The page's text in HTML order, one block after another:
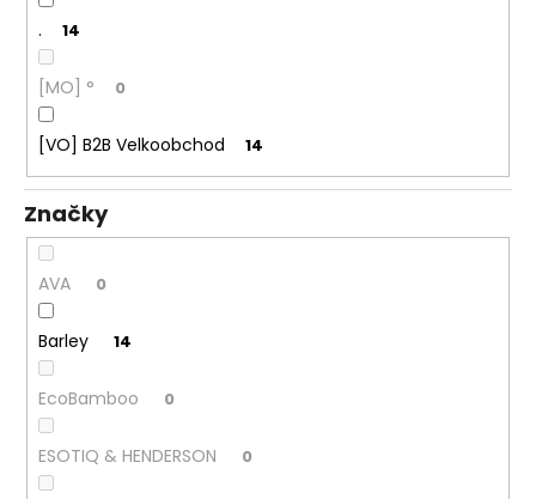
. 14
[MO] ° 0
[VO] B2B Velkoobchod 14
Značky
AVA 0
Barley 14
EcoBamboo 0
ESOTIQ & HENDERSON 0
D
p
r
u
č
u
m